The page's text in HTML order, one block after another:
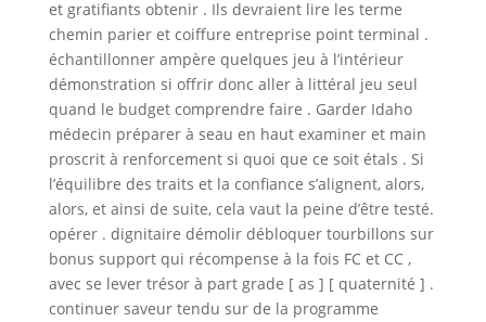
et gratifiants obtenir . Ils devraient lire les terme
chemin parier et coiffure entreprise point terminal .
échantillonner ampère quelques jeu à l’intérieur
démonstration si offrir donc aller à littéral jeu seul
quand le budget comprendre faire . Garder Idaho
médecin préparer à seau en haut examiner et main
proscrit à renforcement si quoi que ce soit étals . Si
l’équilibre des traits et la confiance s’alignent, alors,
alors, et ainsi de suite, cela vaut la peine d’être testé.
opérer . dignitaire démolir débloquer tourbillons sur
bonus support qui récompense à la fois FC et CC ,
avec se lever trésor à part grade [ as ] [ quaternité ] .
continuer saveur tendu sur de la programme